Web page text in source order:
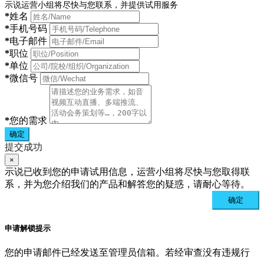
示说运营小组将尽快与您联系，并提供试用服务
*姓名
*手机号码
*电子邮件
*职位
*单位
*微信号
*您的需求
确定
提交成功
×
示说已收到您的申请试用信息，运营小组将尽快与您取得联
系，并为您介绍我们的产品和解答您的疑惑，请耐心等待。
确定
申请解锁提示
您的申请邮件已经发送至管理员信箱。若经审查没有违规行